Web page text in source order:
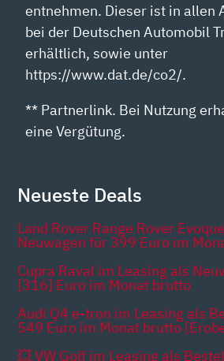
entnehmen. Dieser ist in allen
bei der Deutschen Automobil
erhältlich, sowie unter
https://www.dat.de/co2/.
** Partnerlink. Bei Nutzung
eine Vergütung.
Neueste Deals
Land Rover Range Rover
Neuwagen für 399 Euro im
Cupra Raval im Leasing als
[316] Euro im Monat brutto
Audi Q4 e-tron im Leasing als
549 Euro im Monat brutto
💥 VW Golf im Leasing als